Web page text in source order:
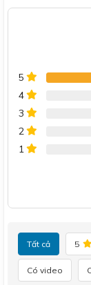
5
4
3
2
1
Tất cả 5
Có video